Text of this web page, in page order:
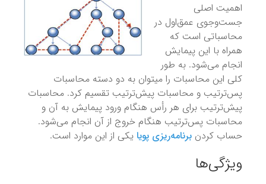
اهمیت اصلی
جست‌و‌جوی عمق‌اول در
محاسباتی است که
همراه با این پیمایش
انجام می‌شود. به طور
کلی این محاسبات را میتوان به دو دسته محاسبات
پس‌ترتیب و محاسبات پیش‌ترتیب تقسیم کرد. محاسبات
پیش‌ترتیب برای هر رأس هنگام ورود پیمایش به آن و
محاسبات پس‌ترتیب هنگام خروج از آن انجام می‌شود.
حساب کردن برنامه‌ریزی پویا یکی از این موارد است.
ویژگی‌ها